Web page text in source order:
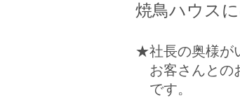
焼鳥ハウスに
★社長の奥様が
お客さんとの
です。